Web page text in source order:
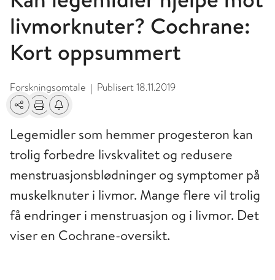
livmorknuter? Cochrane:
Kort oppsummert
Forskningsomtale | Publisert18.11.2019
Del Skriv utFå varsel om endringer
Legemidler som hemmer progesteron kan
trolig forbedre livskvalitet og redusere
menstruasjonsblødninger og symptomer på
muskelknuter i livmor. Mange flere vil trolig
få endringer i menstruasjon og i livmor. Det
viser en Cochrane-oversikt.